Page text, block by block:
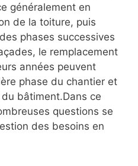
généralement en
de la toiture, puis
phases successives
le remplacement
années peuvent
phase du chantier et
bâtiment.Dans ce
questions se
des besoins en